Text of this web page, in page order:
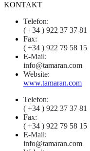
KONTAKT
Telefon:
( +34 ) 922 37 37 81
Fax:
( +34 ) 922 79 58 15
E-Mail:
info@tamaran.com
Website:
www.tamaran.com
Telefon:
( +34 ) 922 37 37 81
Fax:
( +34 ) 922 79 58 15
E-Mail:
info@tamaran.com